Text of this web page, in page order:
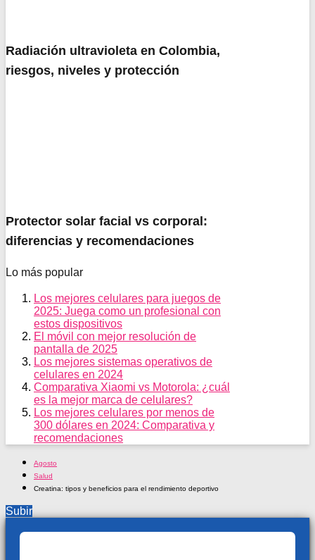
Radiación ultravioleta en Colombia,
riesgos, niveles y protección
Protector solar facial vs corporal:
diferencias y recomendaciones
Lo más popular
Los mejores celulares para juegos de
2025: Juega como un profesional con
estos dispositivos
El móvil con mejor resolución de
pantalla de 2025
Los mejores sistemas operativos de
celulares en 2024
Comparativa Xiaomi vs Motorola: ¿cuál
es la mejor marca de celulares?
Los mejores celulares por menos de
300 dólares en 2024: Comparativa y
recomendaciones
Agosto
Salud
Creatina: tipos y beneficios para el rendimiento deportivo
Subir